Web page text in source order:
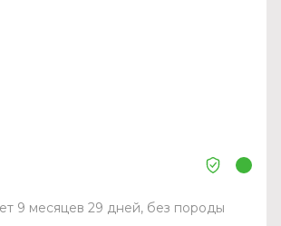
9 месяцев 29 дней, без породы